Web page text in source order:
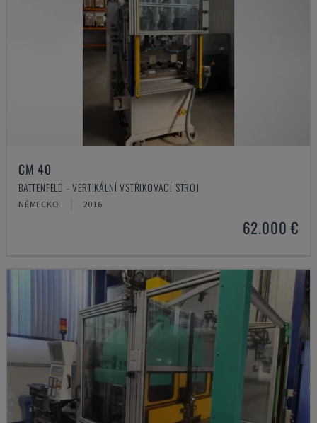
CM 40
BATTENFELD - VERTIKÁLNÍ VSTŘIKOVACÍ STROJ
NĚMECKO 2016
62.000 €